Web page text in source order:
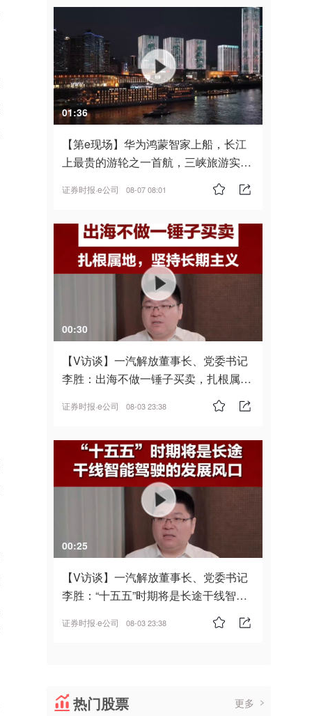
01:36
【第e现场】华为鸿蒙智家上船，长江
上最贵的游轮之一首航，三峡旅游实
证券时报·e公司 08-07 08:01
00:30
【V访谈】一汽解放董事长、党委书记
李胜：出海不做一锤子买卖，扎根属
证券时报·e公司 08-03 23:38
00:25
【V访谈】一汽解放董事长、党委书记
李胜：“十五五”时期将是长途干线智能
证券时报·e公司 08-03 23:38
热门股票 更多